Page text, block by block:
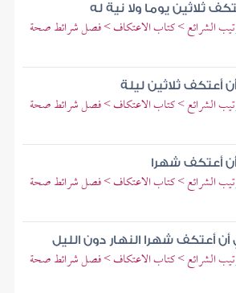
ثلاثين يوما ولا نية له
الشرائع > كتاب الاعتكاف > فصل شرائط صحة
أعتكف ثلاثين ليلة
الشرائع > كتاب الاعتكاف > فصل شرائط صحة
أعتكف شهرا
الشرائع > كتاب الاعتكاف > فصل شرائط صحة
أن أعتكف شهرا النهار دون الليل
الشرائع > كتاب الاعتكاف > فصل شرائط صحة